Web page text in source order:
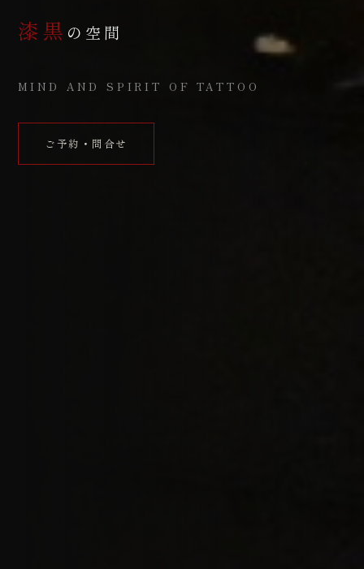
漆黒 の空間
MIND AND SPIRIT OF TATTOO
ご予約・問合せ